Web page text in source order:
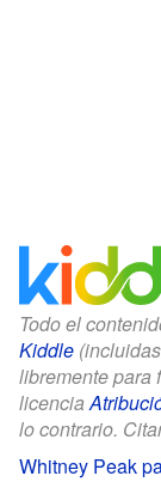
Todo el
Kiddle
libremente para
licencia
lo contrario.
Whitney Peak